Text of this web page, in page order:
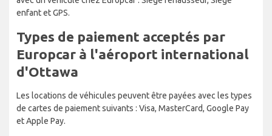
enfant et GPS.
Types de paiement acceptés par
Europcar à l'aéroport international
d'Ottawa
Les locations de véhicules peuvent être payées avec les types
de cartes de paiement suivants : Visa, MasterCard, Google Pay
et Apple Pay.